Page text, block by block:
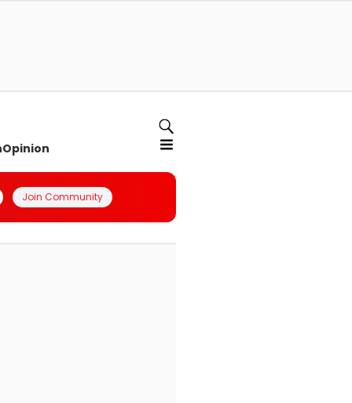
Opinion
Join Community